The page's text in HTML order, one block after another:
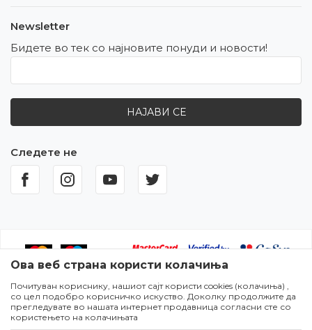
Newsletter
Бидете во тек со најновите понуди и новости!
НАЈАВИ СЕ
Следете не
Настојуваме да бидеме што попрецизни во описот на
производите,прикажувањето на сликите и самите цени,но не
можеме да гарантираме дека сите информации се комплетни и
без грешки. Сите артикли прикажани на сајтот се дел од нашата
Ова веб страна користи колачиња
Почитуван кориснику, нашиот сајт користи cookies (колачиња) ,
со цел подобро корисничко искуство. Доколку продолжите да
прегледувате во нашата интернет продавница согласни сте со
користењето на колачињата